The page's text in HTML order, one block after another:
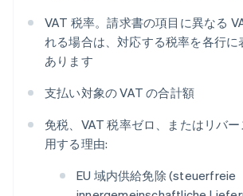
VAT 税率。請求書の項目に異なる
れる場合は、対応する税率を各行に
あります
支払い対象の VAT の合計額
免税、VAT 税率ゼロ、またはリバ
用する理由:
EU 域内供給免除 (steuerfreie